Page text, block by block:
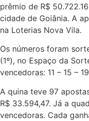
prêmio de R$
cidade de Goiânia. A
na Loterias Nova Vila.
Os números foram
(1º), no Espaço da
vencedoras: 11 – 15 –
A quina teve 97
R$ 33.594,47. Já a
vencedoras. Cada